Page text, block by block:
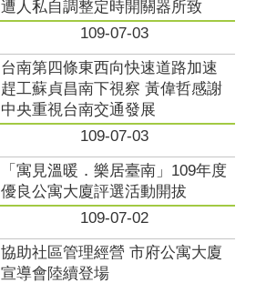
遭人私自調整定時開關器所致
109-07-03
台南第四條東西向快速道路加速
趕工蘇貞昌南下視察 黃偉哲感謝
中央重視台南交通發展
109-07-03
「寓見溫暖．樂居臺南」109年度
優良公寓大廈評選活動開拔
109-07-02
協助社區管理經營 市府公寓大廈
宣導會陸續登場